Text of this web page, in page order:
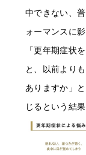
中できない、
ォーマンスに
「更年期症状
と、以前より
ありますか」
じるという結